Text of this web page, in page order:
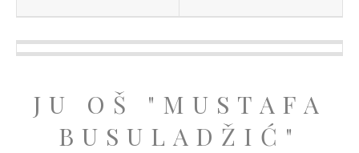
JU OŠ "MUSTAFA
BUSULADŽIĆ"